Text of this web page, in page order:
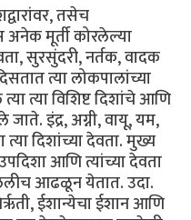
तसेच
मूर्ती कोरलेल्या
सुरसुंदरी, नर्तक, वादक
त्या लोकपालांच्या
त्या विशिष्ट दिशांचे आणि
इंद्र, अग्नी, वायू, यम,
दिशांच्या देवता. मुख्य
आणि त्यांच्या देवता
आढळून येतात. उदा.
ईशान्येचा ईशान आणि